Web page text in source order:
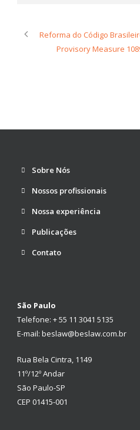
Reforma do Código
Provisory Measure
Sobre Nós
Nossos profissionais
Nossa experiência
Publicações
Contato
São Paulo
Telefone: + 55 11 3041 5135
E-mail: beslaw@beslaw.com.br
Rua Bela Cintra, 1149
11º/12º Andar
São Paulo-SP
CEP 01415-001